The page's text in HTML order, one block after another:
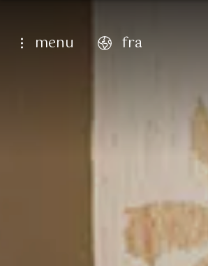
menu fra